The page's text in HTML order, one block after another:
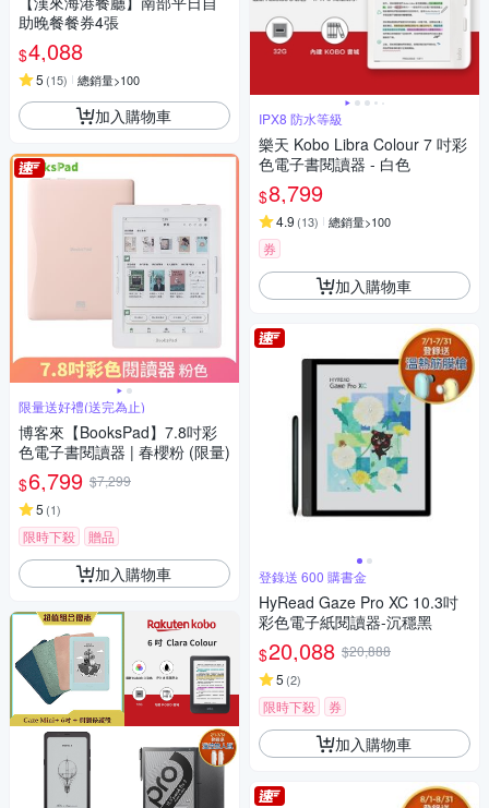
助晚餐餐券4張
$4,088
5 (15) 總銷量>100
加入購物車
限量送好禮(送完為止)
博客來【BooksPad】7.8吋彩
色電子書閱讀器 | 春櫻粉 (限量)
$6,799 $7,299
5 (1)
限時下殺 贈品
加入購物車
IPX8 防水等級
樂天 Kobo Libra Colour 7 吋彩
色電子書閱讀器 - 白色
$8,799
4.9 (13) 總銷量>100
券
加入購物車
登錄送 600 購書金
HyRead Gaze Pro XC 10.3吋
彩色電子紙閱讀器-沉穩黑
$20,088 $20,888
5 (2)
限時下殺 券
加入購物車